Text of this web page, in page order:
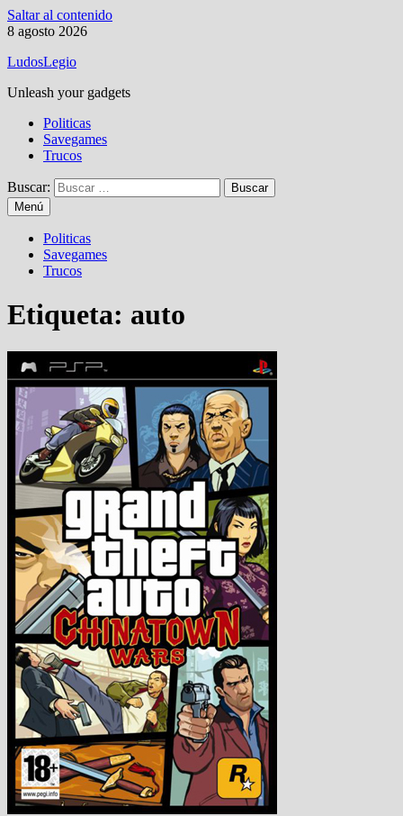
Saltar al contenido
8 agosto 2026
LudosLegio
Unleash your gadgets
Politicas
Savegames
Trucos
Buscar:
Menú
Politicas
Savegames
Trucos
Etiqueta: auto